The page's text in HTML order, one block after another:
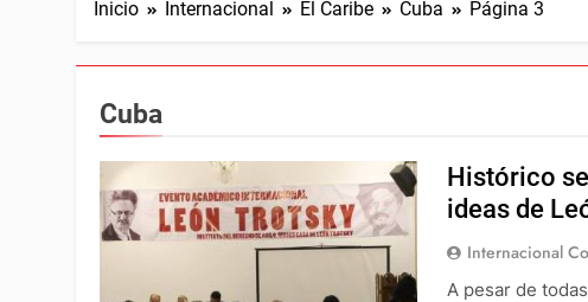
Inicio Internacional El Caribe Cuba Página 3
Cuba
Histórico
ideas de
Internacional
A pesar de